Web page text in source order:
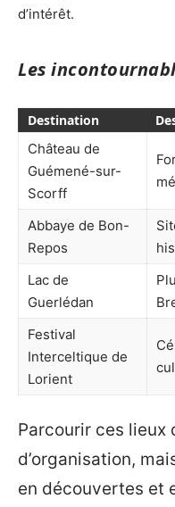
d’intérêt.
Les
Destination
Château de
Guémené-sur-
Scorff
Abbaye de Bon-
Repos
Lac de
Guerlédan
Festival
Interceltique de
Lorient
Parcourir ces lieux
d’organisation,
en découvertes et